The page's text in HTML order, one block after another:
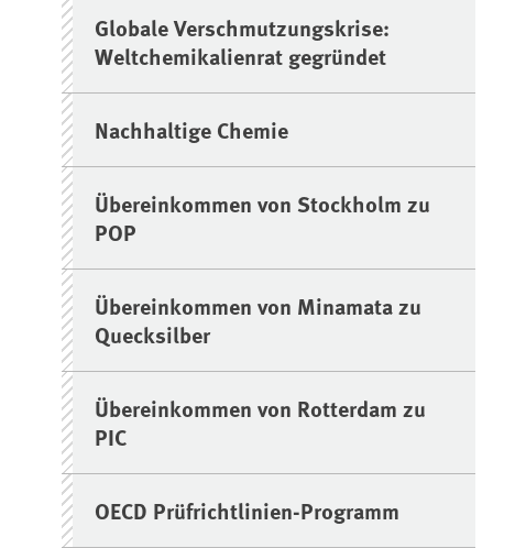
Globale Verschmutzungskrise:
Weltchemikalienrat gegründet
Nachhaltige Chemie
Übereinkommen von Stockholm zu
POP
Übereinkommen von Minamata zu
Quecksilber
Übereinkommen von Rotterdam zu
PIC
OECD Prüfrichtlinien-Programm